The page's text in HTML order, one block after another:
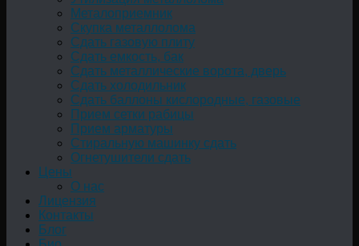
Металоприемник
Скупка металлолома
Сдать газовую плиту
Сдать емкость, бак
Cдать металлические ворота, дверь
Сдать холодильник
Сдать баллоны кислородные, газовые
Прием сетки рабицы
Прием арматуры
Стиральную машинку сдать
Огнетушители сдать
Цены
О нас
Лицензия
Контакты
Блог